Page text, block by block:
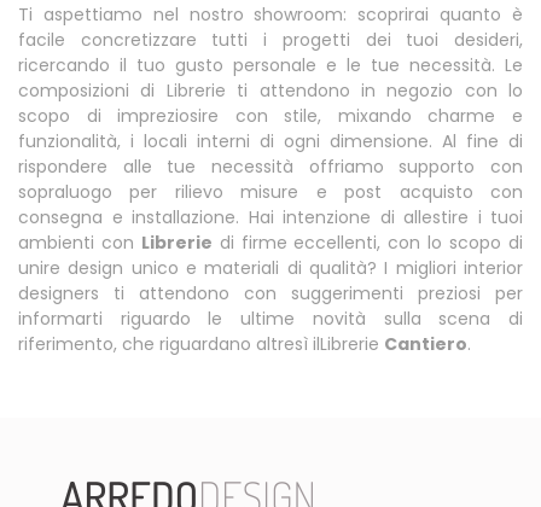
Ti aspettiamo nel nostro showroom: scoprirai quanto è
facile concretizzare tutti i progetti dei tuoi desideri,
ricercando il tuo gusto personale e le tue necessità. Le
composizioni di Librerie ti attendono in negozio con lo
scopo di impreziosire con stile, mixando charme e
funzionalità, i locali interni di ogni dimensione. Al fine di
rispondere alle tue necessità offriamo supporto con
sopraluogo per rilievo misure e post acquisto con
consegna e installazione. Hai intenzione di allestire i tuoi
ambienti con Librerie di firme eccellenti, con lo scopo di
unire design unico e materiali di qualità? I migliori interior
designers ti attendono con suggerimenti preziosi per
informarti riguardo le ultime novità sulla scena di
riferimento, che riguardano altresì ilLibrerie Cantiero.